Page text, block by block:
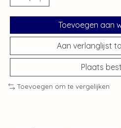
Toevoegen aan
Aan verlanglijst
Plaats
Toevoegen om te vergelijken